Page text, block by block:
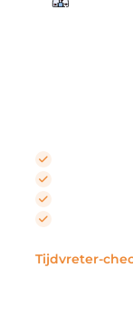
Tijdvreter-